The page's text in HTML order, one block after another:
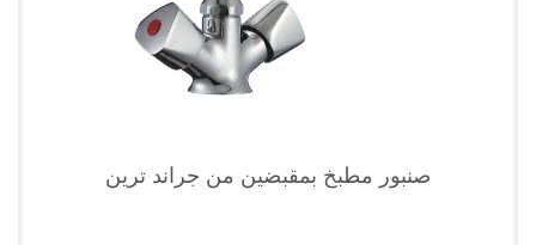
صنبور مطبخ بمقبضين من جراند ترين